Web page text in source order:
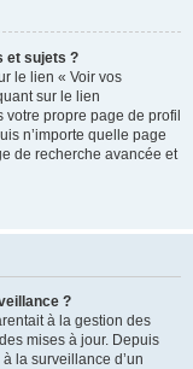
et sujets ?
le lien « Voir vos
sur le lien
propre page de profil
n’importe quelle page
de recherche avancée et
?
à la gestion des
mises à jour. Depuis
la surveillance d’un